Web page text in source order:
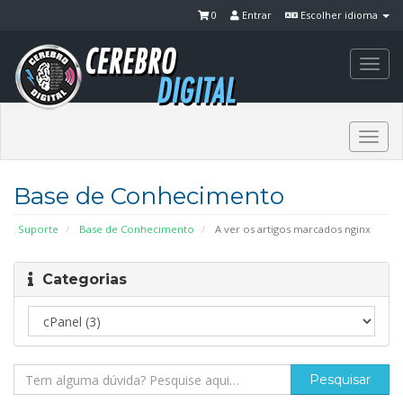
Escolher idioma
Entrar
0
Base de Conhecimento
Suporte Base de Conhecimento A ver os artigos marcados nginx
Categorias